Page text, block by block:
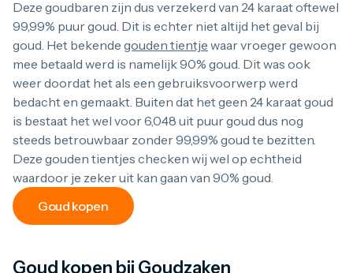
Deze goudbaren zijn dus verzekerd van 24 karaat oftewel
99,99% puur goud. Dit is echter niet altijd het geval bij
goud. Het bekende gouden tientje waar vroeger gewoon
mee betaald werd is namelijk 90% goud. Dit was ook
weer doordat het als een gebruiksvoorwerp werd
bedacht en gemaakt. Buiten dat het geen 24 karaat goud
is bestaat het wel voor 6,048 uit puur goud dus nog
steeds betrouwbaar zonder 99,99% goud te bezitten.
Deze gouden tientjes checken wij wel op echtheid
waardoor je zeker uit kan gaan van 90% goud.
Goud kopen
Goud kopen bij Goudzaken